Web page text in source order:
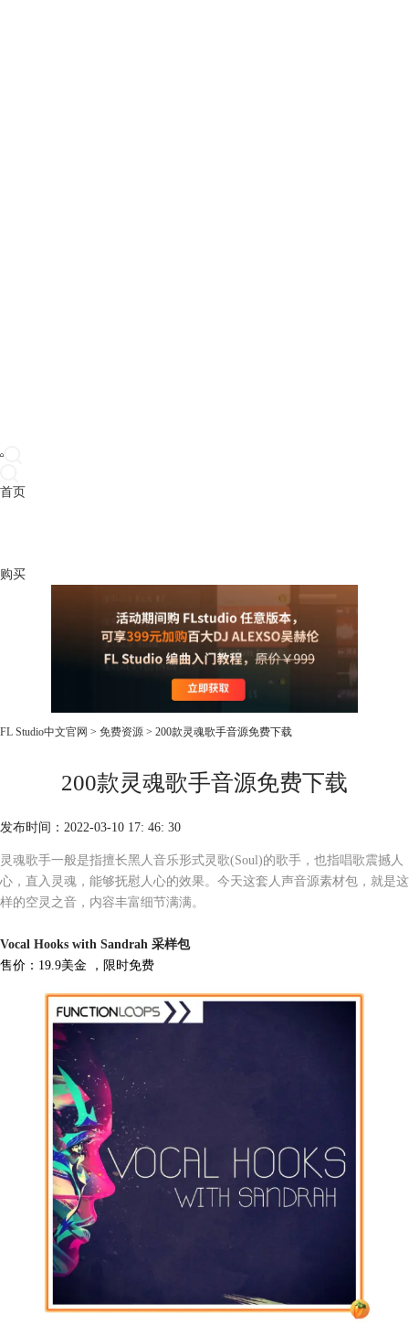
首页
购买
FL Studio中文官网 > 免费资源 > 200款灵魂歌手音源免费下载
200款灵魂歌手音源免费下载
发布时间：2022-03-10 17: 46: 30
灵魂歌手一般是指擅长黑人音乐形式灵歌(Soul)的歌手，也指唱歌震撼人
心，直入灵魂，能够抚慰人心的效果。今天这套人声音源素材包，就是这
样的空灵之音，内容丰富细节满满。
Vocal Hooks with Sandrah 采样包
售价：19.9美金 ，限时免费